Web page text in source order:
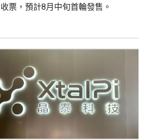
票，預計8月中旬首輪發售。